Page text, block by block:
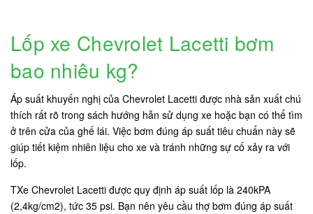
Lốp xe Chevrolet Lacetti bơm
bao nhiêu kg?
Áp suất khuyến nghị của Chevrolet Lacetti được nhà sản xuất chú
thích rất rõ trong sách hướng hẫn sử dụng xe hoặc bạn có thể tìm
ở trên cửa của ghế lái. Việc bơm đúng áp suất tiêu chuẩn này sẽ
giúp tiết kiệm nhiên liệu cho xe và tránh những sự cố xảy ra với
lốp.
TXe Chevrolet Lacetti được quy định áp suất lốp là 240kPA
(2,4kg/cm2), tức 35 psi. Bạn nên yêu cầu thợ bơm đúng áp suất